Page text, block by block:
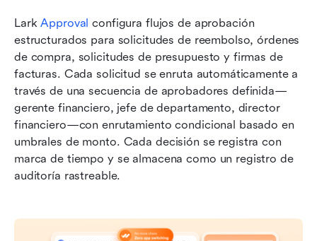
Lark Approval configura flujos de aprobación
estructurados para solicitudes de reembolso, órdenes
de compra, solicitudes de presupuesto y firmas de
facturas. Cada solicitud se enruta automáticamente a
través de una secuencia de aprobadores definida—
gerente financiero, jefe de departamento, director
financiero—con enrutamiento condicional basado en
umbrales de monto. Cada decisión se registra con
marca de tiempo y se almacena como un registro de
auditoría rastreable.